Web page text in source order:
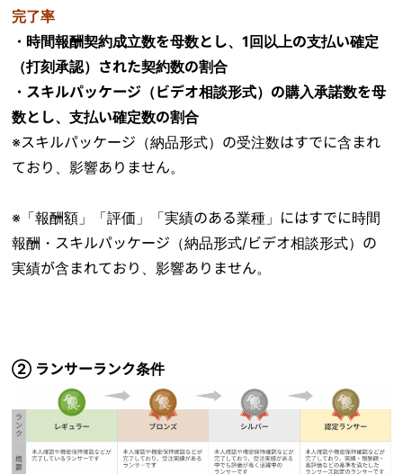
完了率
・時間報酬契約成立数を母数とし、1回以上の支払い確定
（打刻承認）された契約数の割合
・スキルパッケージ（ビデオ相談形式）の購入承諾数を母
数とし、支払い確定数の割合
※スキルパッケージ（納品形式）の受注数はすでに含まれ
ており、影響ありません。
※「報酬額」「評価」「実績のある業種」にはすでに時間
報酬・スキルパッケージ（納品形式/ビデオ相談形式）の
実績が含まれており、影響ありません。
② ランサーランク条件